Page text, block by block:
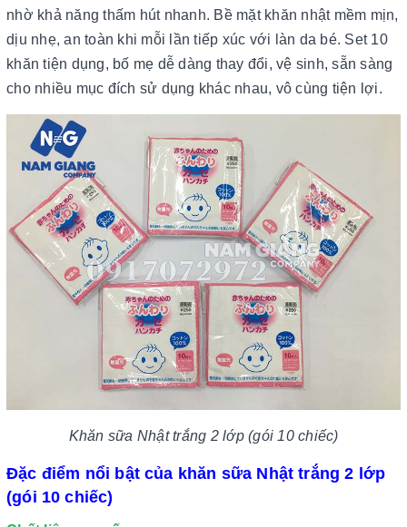
nhờ khả năng thấm hút nhanh. Bề mặt khăn nhật mềm mịn,
dịu nhẹ, an toàn khi mỗi lần tiếp xúc với làn da bé. Set 10
khăn tiện dụng, bố mẹ dễ dàng thay đổi, vệ sinh, sẵn sàng
cho nhiều mục đích sử dụng khác nhau, vô cùng tiện lợi.
Khăn sữa Nhật trắng 2 lớp (gói 10 chiếc)
Đặc điểm nổi bật của khăn sữa Nhật trắng 2 lớp
(gói 10 chiếc)